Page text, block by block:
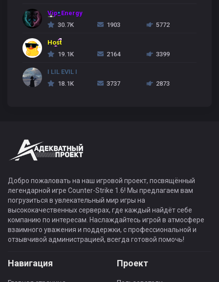
Vip_Energy
30.7K
1903 5772
Host
19.1K
2164 3399
I LIL EVIL I
18.1K
3737 2873
Добро пожаловать на наш игровой проект, посвящённый
легендарной игре Counter-Strike 1.6! Мы предлагаем вам
погрузиться в увлекательный мир игры на
высококачественных серверах, где каждый найдёт себе
компанию по интересам. Наслаждайтесь игрой в атмосфере
взаимного уважения и поддержки, с профессиональной и
отзывчивой администрацией, всегда готовой помочь!
Навигация Проект